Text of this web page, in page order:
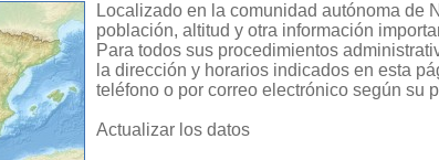
Localizado en la comunidad autónoma de
población, altitud y otra información
Para todos sus procedimientos
la dirección y horarios indicados en esta
teléfono o por correo electrónico según su
Actualizar los datos